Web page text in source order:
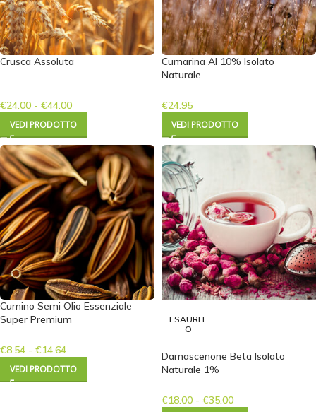
Crusca Assoluta
€24.00 - €44.00
VEDI PRODOTTO
Cumarina Al 10% Isolato
Naturale
€24.95
VEDI PRODOTTO
Cumino Semi Olio Essenziale
Super Premium
€8.54 - €14.64
VEDI PRODOTTO
ESAURIT
O
Damascenone Beta Isolato
Naturale 1%
€18.00 - €35.00